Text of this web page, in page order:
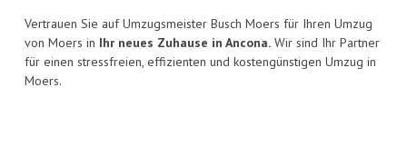
Vertrauen Sie auf Umzugsmeister Busch Moers für Ihren Umzug
von Moers in Ihr neues Zuhause in Ancona. Wir sind Ihr Partner
für einen stressfreien, effizienten und kostengünstigen Umzug in
Moers.